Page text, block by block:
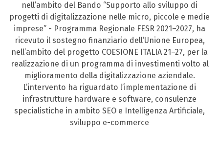
nell’ambito del Bando “Supporto allo sviluppo di
progetti di digitalizzazione nelle micro, piccole e medie
imprese” - Programma Regionale FESR 2021–2027, ha
ricevuto il sostegno finanziario dell’Unione Europea,
nell’ambito del progetto COESIONE ITALIA 21–27, per la
realizzazione di un programma di investimenti volto al
miglioramento della digitalizzazione aziendale.
L’intervento ha riguardato l’implementazione di
infrastrutture hardware e software, consulenze
specialistiche in ambito SEO e Intelligenza Artificiale,
sviluppo e-commerce